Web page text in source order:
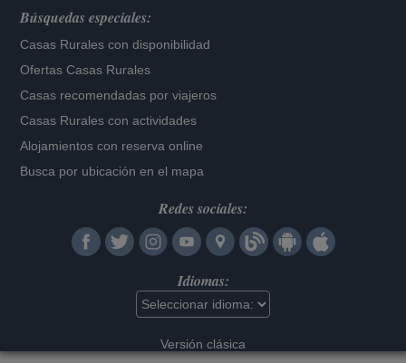
Búsquedas especiales:
Casas Rurales con disponibilidad
Ofertas Casas Rurales
Casas recomendadas por viajeros
Casas Rurales con actividades
Alojamientos con reserva online
Busca por ubicación en el mapa
Redes sociales:
Idiomas:
Versión clásica